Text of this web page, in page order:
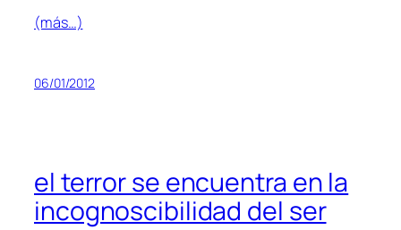
(más…)
06/01/2012
el terror se encuentra en la
incognoscibilidad del ser